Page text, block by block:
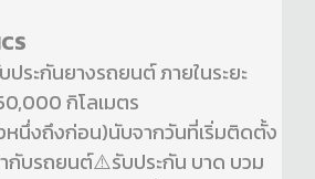
ประกันยางรถยนต์ ภายในระยะ
กิโลเมตร
หนึ่งถึงก่อน)นับจากวันที่เริ่มติดตั้ง
กับรถยนต์⚠️รับประกัน บาด บวม